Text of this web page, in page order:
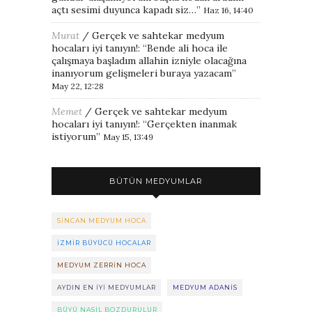
açtı sesimi duyunca kapadı siz…” Haz 16, 14:40
Murat / Gerçek ve sahtekar medyum
hocaları iyi tanıyın!: “Bende ali hoca ile
çalışmaya başladım allahin izniyle olacağına
inanıyorum gelişmeleri buraya yazacam”
May 22, 12:28
Memet / Gerçek ve sahtekar medyum
hocaları iyi tanıyın!: “Gerçekten inanmak
istiyorum” May 15, 13:49
BÜTÜN MEDYUMLAR
SINCAN MEDYUM HOCA
IZMIR BÜYÜCÜ HOCALAR
MEDYUM ZERRIN HOCA
AYDIN EN IYI MEDYUMLAR MEDYUM ADANIS
BÜYÜ NASIL BOZDURULUR